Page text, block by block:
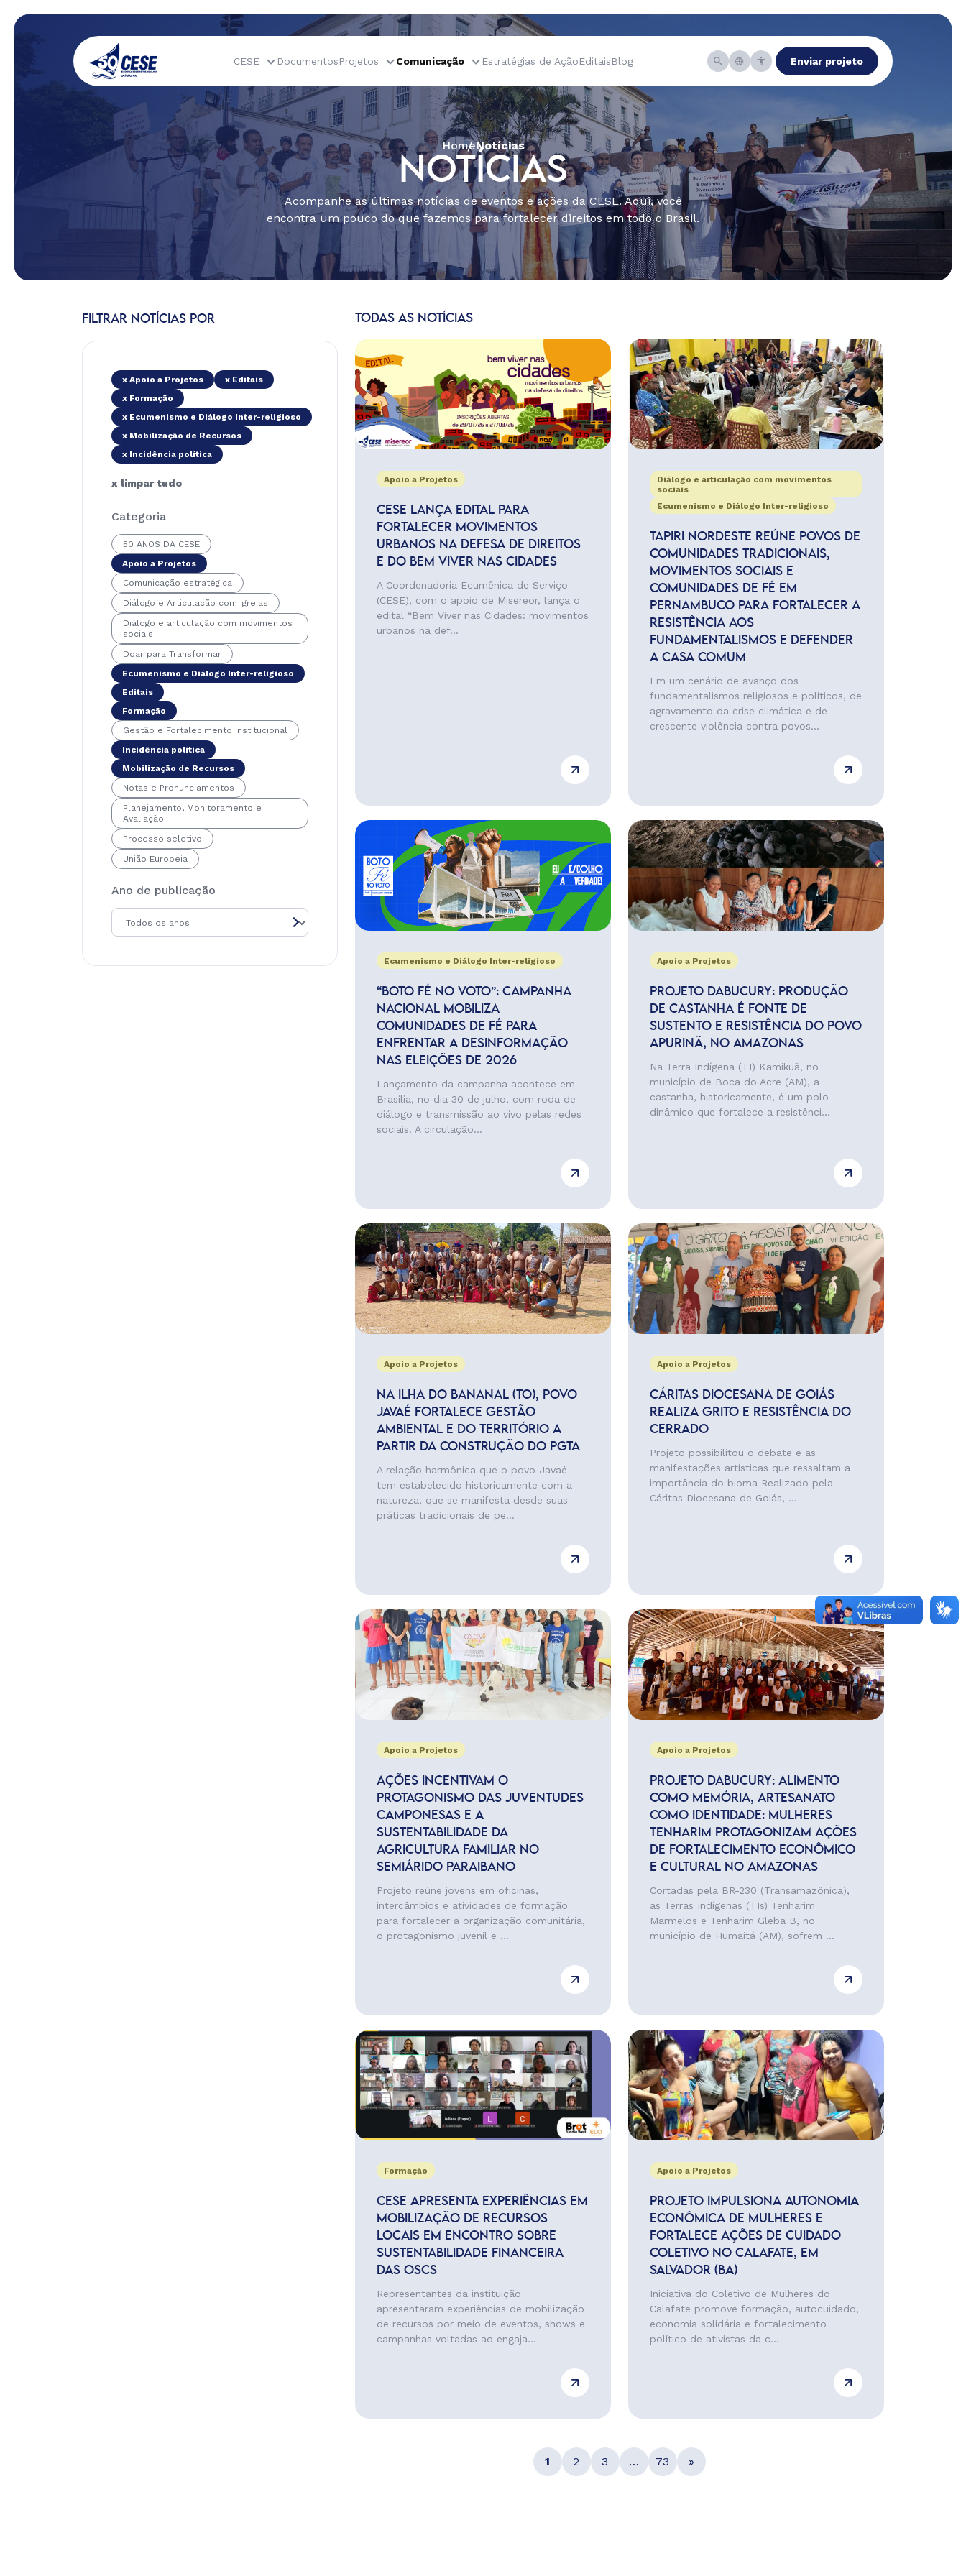
CESE DocumentosProjetos Comunicação Estratégias de AçãoEditaisBlog Enviar projeto
HomeNotícias
NOTÍCIAS
Acompanhe as últimas notícias de eventos e ações da CESE. Aqui, você
encontra um pouco do que fazemos para fortalecer direitos em todo o Brasil.
FILTRAR NOTÍCIAS POR
x Apoio a Projetos
x Editais
x Formação
x Ecumenismo e Diálogo Inter-religioso
x Mobilização de Recursos
x Incidência política
x limpar tudo
Categoria
50 ANOS DA CESE
Apoio a Projetos
Comunicação estratégica
Diálogo e Articulação com Igrejas
Diálogo e articulação com movimentos
sociais
Doar para Transformar
Ecumenismo e Diálogo Inter-religioso
Editais
Formação
Gestão e Fortalecimento Institucional
Incidência política
Mobilização de Recursos
Notas e Pronunciamentos
Planejamento, Monitoramento e
Avaliação
Processo seletivo
União Europeia
Ano de publicação
TODAS AS NOTÍCIAS
Apoio a Projetos
CESE LANÇA EDITAL PARA
FORTALECER MOVIMENTOS
URBANOS NA DEFESA DE DIREITOS
E DO BEM VIVER NAS CIDADES
A Coordenadoria Ecumênica de Serviço
(CESE), com o apoio de Misereor, lança o
edital “Bem Viver nas Cidades: movimentos
urbanos na def...
Diálogo e articulação com movimentos
sociais
Ecumenismo e Diálogo Inter-religioso
TAPIRI NORDESTE REÚNE POVOS DE
COMUNIDADES TRADICIONAIS,
MOVIMENTOS SOCIAIS E
COMUNIDADES DE FÉ EM
PERNAMBUCO PARA FORTALECER A
RESISTÊNCIA AOS
FUNDAMENTALISMOS E DEFENDER
A CASA COMUM
Em um cenário de avanço dos
fundamentalismos religiosos e políticos, de
agravamento da crise climática e de
crescente violência contra povos...
Ecumenismo e Diálogo Inter-religioso
“BOTO FÉ NO VOTO”: CAMPANHA
NACIONAL MOBILIZA
COMUNIDADES DE FÉ PARA
ENFRENTAR A DESINFORMAÇÃO
NAS ELEIÇÕES DE 2026
Lançamento da campanha acontece em
Brasília, no dia 30 de julho, com roda de
diálogo e transmissão ao vivo pelas redes
sociais. A circulação...
Apoio a Projetos
PROJETO DABUCURY: PRODUÇÃO
DE CASTANHA É FONTE DE
SUSTENTO E RESISTÊNCIA DO POVO
APURINÃ, NO AMAZONAS
Na Terra Indígena (TI) Kamikuã, no
município de Boca do Acre (AM), a
castanha, historicamente, é um polo
dinâmico que fortalece a resistênci...
Apoio a Projetos
NA ILHA DO BANANAL (TO), POVO
JAVAÉ FORTALECE GESTÃO
AMBIENTAL E DO TERRITÓRIO A
PARTIR DA CONSTRUÇÃO DO PGTA
A relação harmônica que o povo Javaé
tem estabelecido historicamente com a
natureza, que se manifesta desde suas
práticas tradicionais de pe...
Apoio a Projetos
CÁRITAS DIOCESANA DE GOIÁS
REALIZA GRITO E RESISTÊNCIA DO
CERRADO
Projeto possibilitou o debate e as
manifestações artísticas que ressaltam a
importância do bioma Realizado pela
Cáritas Diocesana de Goiás, ...
Apoio a Projetos
AÇÕES INCENTIVAM O
PROTAGONISMO DAS JUVENTUDES
CAMPONESAS E A
SUSTENTABILIDADE DA
AGRICULTURA FAMILIAR NO
SEMIÁRIDO PARAIBANO
Projeto reúne jovens em oficinas,
intercâmbios e atividades de formação
para fortalecer a organização comunitária,
o protagonismo juvenil e ...
Apoio a Projetos
PROJETO DABUCURY: ALIMENTO
COMO MEMÓRIA, ARTESANATO
COMO IDENTIDADE: MULHERES
TENHARIM PROTAGONIZAM AÇÕES
DE FORTALECIMENTO ECONÔMICO
E CULTURAL NO AMAZONAS
Cortadas pela BR-230 (Transamazônica),
as Terras Indígenas (TIs) Tenharim
Marmelos e Tenharim Gleba B, no
município de Humaitá (AM), sofrem ...
Formação
CESE APRESENTA EXPERIÊNCIAS EM
MOBILIZAÇÃO DE RECURSOS
LOCAIS EM ENCONTRO SOBRE
SUSTENTABILIDADE FINANCEIRA
DAS OSCS
Representantes da instituição
apresentaram experiências de mobilização
de recursos por meio de eventos, shows e
campanhas voltadas ao engaja...
Apoio a Projetos
PROJETO IMPULSIONA AUTONOMIA
ECONÔMICA DE MULHERES E
FORTALECE AÇÕES DE CUIDADO
COLETIVO NO CALAFATE, EM
SALVADOR (BA)
Iniciativa do Coletivo de Mulheres do
Calafate promove formação, autocuidado,
economia solidária e fortalecimento
político de ativistas da c...
1 2 3 … 73 »